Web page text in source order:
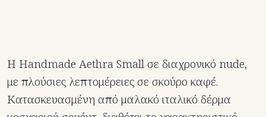
Η Handmade Aethra Small σε διαχρονικό nude,
με πλούσιες λεπτομέρειες σε σκούρο καφέ.
Κατασκευασμένη από μαλακό ιταλικό δέρμα